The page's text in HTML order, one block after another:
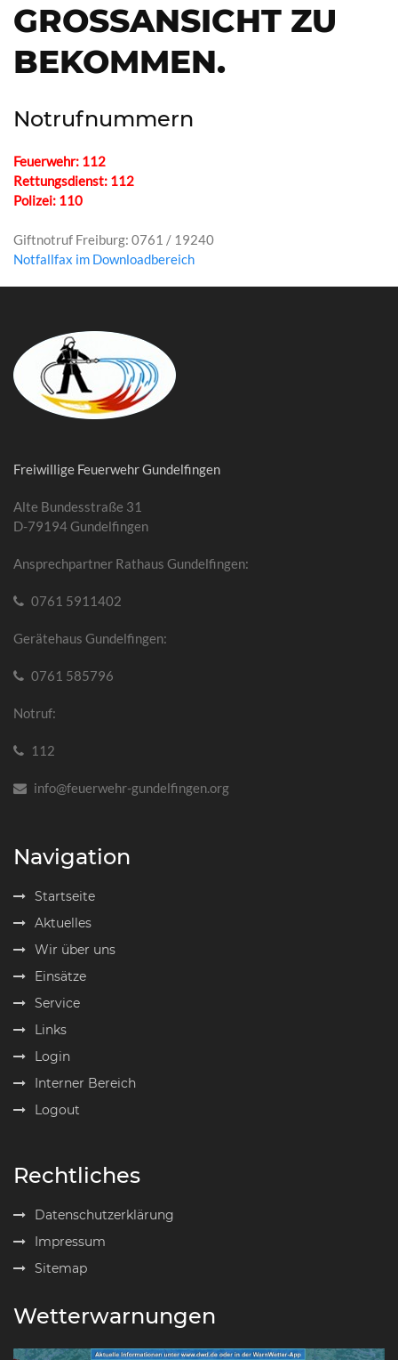
GROSSANSICHT ZU B
EKOMMEN.
Notrufnummern
Feuerwehr: 112
Rettungsdienst: 112
Polizei: 110
Giftnotruf Freiburg: 0761 / 19240
Notfallfax im Downloadbereich
Freiwillige Feuerwehr Gundelfingen
Alte Bundesstraße 31
D-79194 Gundelfingen
Ansprechpartner Rathaus Gundelfingen:
0761 5911402
Gerätehaus Gundelfingen:
0761 585796
Notruf:
112
info@feuerwehr-gundelfingen.org
Navigation
Startseite
Aktuelles
Wir über uns
Einsätze
Service
Links
Login
Interner Bereich
Logout
Rechtliches
Datenschutzerklärung
Impressum
Sitemap
Wetterwarnungen